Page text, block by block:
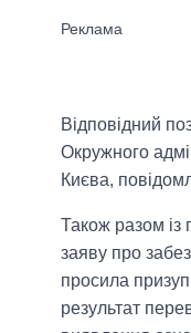
Відповідний
Окружного
Києва,
Також разом із
заяву про
просила
результат